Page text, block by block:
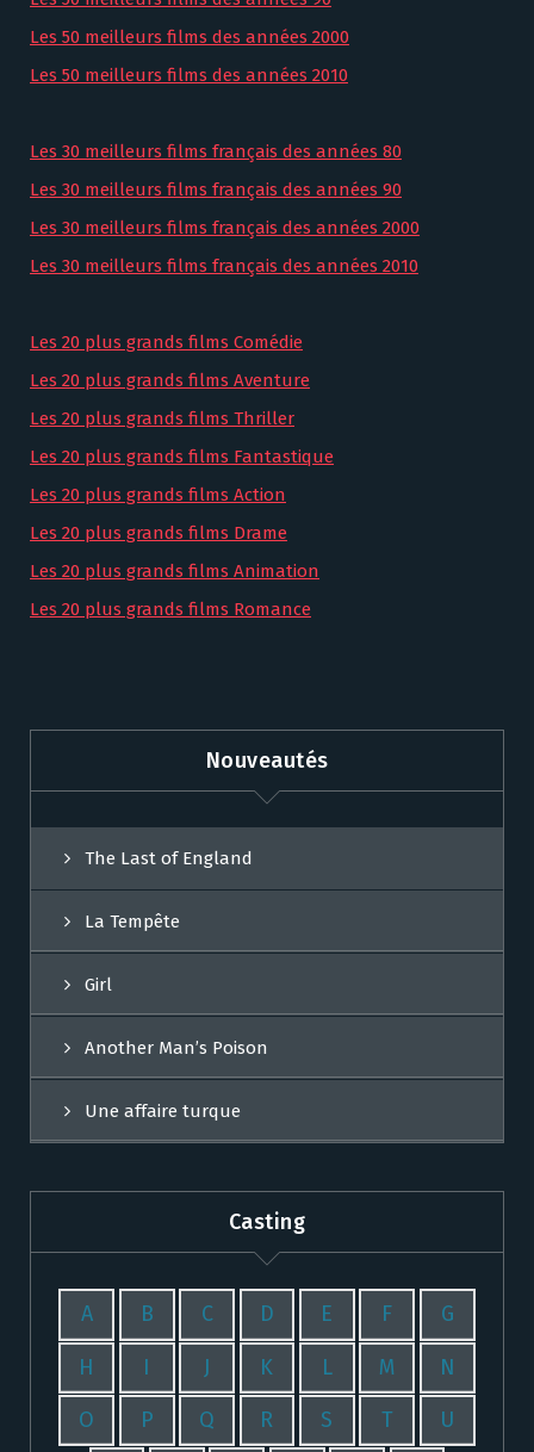
Les 50 meilleurs films des années 2000
Les 50 meilleurs films des années 2010
Les 30 meilleurs films français des années 80
Les 30 meilleurs films français des années 90
Les 30 meilleurs films français des années 2000
Les 30 meilleurs films français des années 2010
Les 20 plus grands films Comédie
Les 20 plus grands films Aventure
Les 20 plus grands films Thriller
Les 20 plus grands films Fantastique
Les 20 plus grands films Action
Les 20 plus grands films Drame
Les 20 plus grands films Animation
Les 20 plus grands films Romance
Nouveautés
The Last of England
La Tempête
Girl
Another Man’s Poison
Une affaire turque
Casting
A B C D E F G
H I J K L M N
O P Q R S T U